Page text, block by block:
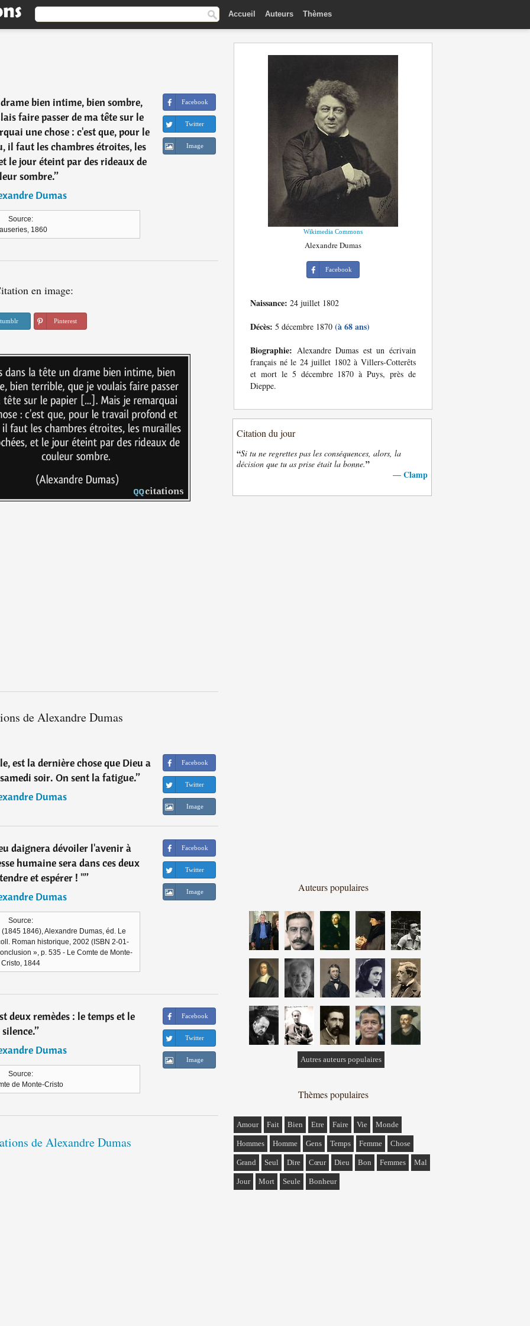
Accueil Auteurs Thèmes
bien intime, bien sombre,
faire passer de ma tête sur le
une chose : c'est que, pour le
il faut les chambres étroites, les
le jour éteint par des rideaux de
sombre.”
Dumas
Source:
1860
Facebook
Twitter
Image
en image:
tumblr Pinterest
de Alexandre Dumas
est la dernière chose que Dieu a
soir. On sent la fatigue.”
Dumas
Facebook
Twitter
Image
daignera dévoiler l'avenir à
humaine sera dans ces deux
et espérer ! "”
Dumas
Source:
1846), Alexandre Dumas, éd. Le
Roman historique, 2002 (ISBN 2-01-
», p. 535 - Le Comte de Monte-
Cristo, 1844
Facebook
Twitter
Image
deux remèdes : le temps et le
silence.”
Dumas
Source:
de Monte-Cristo
Facebook
Twitter
Image
de Alexandre Dumas
Wikimedia Commons
Alexandre Dumas
Facebook
Naissance: 24 juillet 1802
Décès: 5 décembre 1870 (à 68 ans)
Biographie: Alexandre Dumas est un écrivain
français né le 24 juillet 1802 à Villers-Cotterêts
et mort le 5 décembre 1870 à Puys, près de
Dieppe.
Citation du jour
“Si tu ne regrettes pas les conséquences, alors, la
décision que tu as prise était la bonne.”
— Clamp
Auteurs populaires
Autres auteurs populaires
Thèmes populaires
Amour Fait Bien Etre Faire Vie Monde
Hommes Homme Gens Temps Femme Chose
Grand Seul Dire Cœur Dieu Bon Femmes Mal
Jour Mort Seule Bonheur